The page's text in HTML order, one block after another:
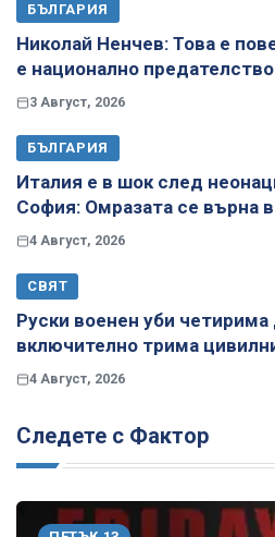
БЪЛГАРИЯ
Николай Ненчев: Това е
е национално
3 Август, 2026
БЪЛГАРИЯ
Италия е в шок след
София: Омразата се върна
4 Август, 2026
СВЯТ
Руски военен уби
включително трима
4 Август, 2026
Следете с Фактор